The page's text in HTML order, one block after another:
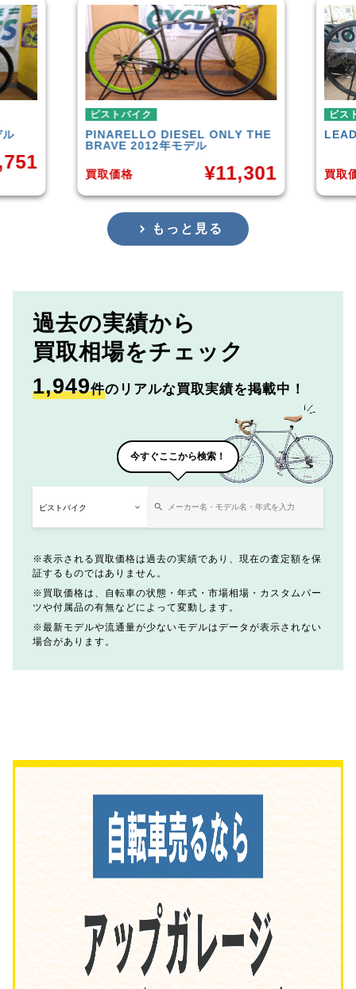
PINARELLO
DIESEL ONLY THE
BRAVE 2012年モデル
¥
LEADER 721TR
買取価格
もっと見る
過去の実績から
買取相場をチェック
1,949件のリアルな買取実績を掲載中！
今すぐここから検索！
表示される買取価格は過去の実績であり、現在の査定額を保
証するものではありません。
買取価格は、自転車の状態・年式・市場相場・カスタムパー
ツや付属品の有無などによって変動します。
最新モデルや流通量が少ないモデルはデータが表示されない
場合があります。